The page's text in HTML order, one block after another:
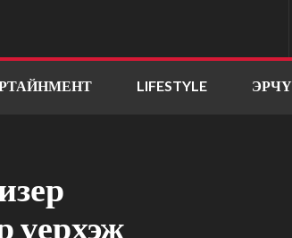
LIFESTYLE
үерхэж